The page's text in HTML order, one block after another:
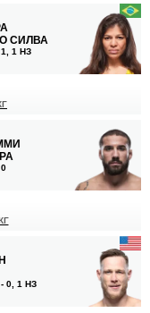
СИЛВА
1, 1 НЗ
- 0, 1 НЗ